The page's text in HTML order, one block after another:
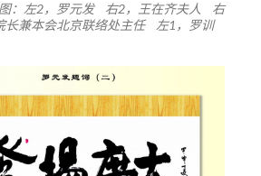
：左2，罗元发 右2，王在齐夫人 右
长兼本会北京联络处主任 左1，罗训